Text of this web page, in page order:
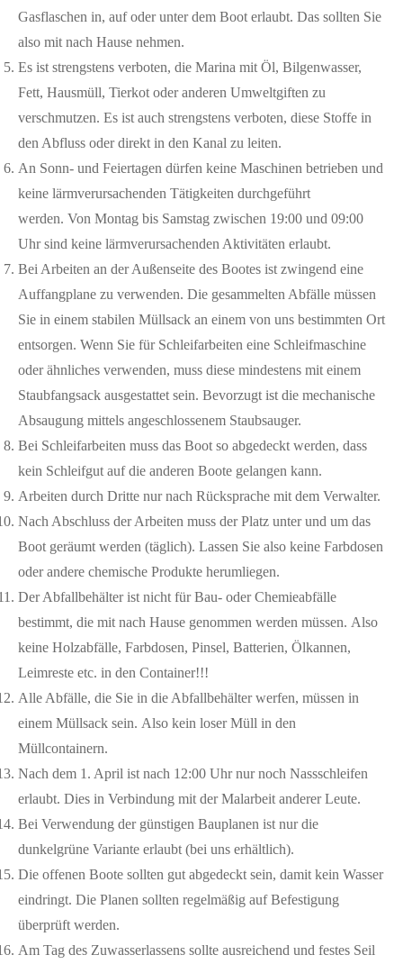
Gasflaschen in, auf oder unter dem Boot erlaubt. Das sollten Sie
also mit nach Hause nehmen.
Es ist strengstens verboten, die Marina mit Öl, Bilgenwasser,
Fett, Hausmüll, Tierkot oder anderen Umweltgiften zu
verschmutzen. Es ist auch strengstens verboten, diese Stoffe in
den Abfluss oder direkt in den Kanal zu leiten.
An Sonn- und Feiertagen dürfen keine Maschinen betrieben und
keine lärmverursachenden Tätigkeiten durchgeführt
werden. Von Montag bis Samstag zwischen 19:00 und 09:00
Uhr sind keine lärmverursachenden Aktivitäten erlaubt.
Bei Arbeiten an der Außenseite des Bootes ist zwingend eine
Auffangplane zu verwenden. Die gesammelten Abfälle müssen
Sie in einem stabilen Müllsack an einem von uns bestimmten Ort
entsorgen. Wenn Sie für Schleifarbeiten eine Schleifmaschine
oder ähnliches verwenden, muss diese mindestens mit einem
Staubfangsack ausgestattet sein. Bevorzugt ist die mechanische
Absaugung mittels angeschlossenem Staubsauger.
Bei Schleifarbeiten muss das Boot so abgedeckt werden, dass
kein Schleifgut auf die anderen Boote gelangen kann.
Arbeiten durch Dritte nur nach Rücksprache mit dem Verwalter.
Nach Abschluss der Arbeiten muss der Platz unter und um das
Boot geräumt werden (täglich). Lassen Sie also keine Farbdosen
oder andere chemische Produkte herumliegen.
Der Abfallbehälter ist nicht für Bau- oder Chemieabfälle
bestimmt, die mit nach Hause genommen werden müssen. Also
keine Holzabfälle, Farbdosen, Pinsel, Batterien, Ölkannen,
Leimreste etc. in den Container!!!
Alle Abfälle, die Sie in die Abfallbehälter werfen, müssen in
einem Müllsack sein. Also kein loser Müll in den
Müllcontainern.
Nach dem 1. April ist nach 12:00 Uhr nur noch Nassschleifen
erlaubt. Dies in Verbindung mit der Malarbeit anderer Leute.
Bei Verwendung der günstigen Bauplanen ist nur die
dunkelgrüne Variante erlaubt (bei uns erhältlich).
Die offenen Boote sollten gut abgedeckt sein, damit kein Wasser
eindringt. Die Planen sollten regelmäßig auf Befestigung
überprüft werden.
Am Tag des Zuwasserlassens sollte ausreichend und festes Seil